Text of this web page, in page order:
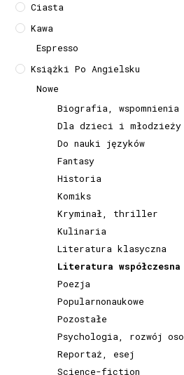
Ciasta
Kawa
Espresso
Książki Po Angielsku
Nowe
Biografia, wspomnienia
Dla dzieci i młodzieży
Do nauki języków
Fantasy
Historia
Komiks
Kryminał, thriller
Kulinaria
Literatura klasyczna
Literatura współczesna
Poezja
Popularnonaukowe
Pozostałe
Psychologia, rozwój
Reportaż, esej
Science-fiction